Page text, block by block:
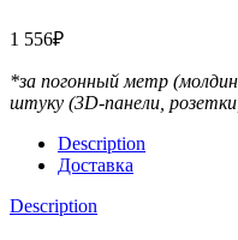
1 556₽
*за погонный метр
штуку (3D-панели,
Description
Доставка
Description